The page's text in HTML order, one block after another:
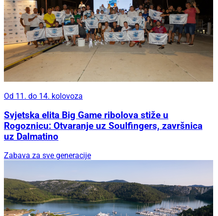
Od 11. do 14. kolovoza
Svjetska elita Big Game ribolova stiže u
Rogoznicu: Otvaranje uz Soulfingers, završnica
uz Dalmatino
Zabava za sve generacije